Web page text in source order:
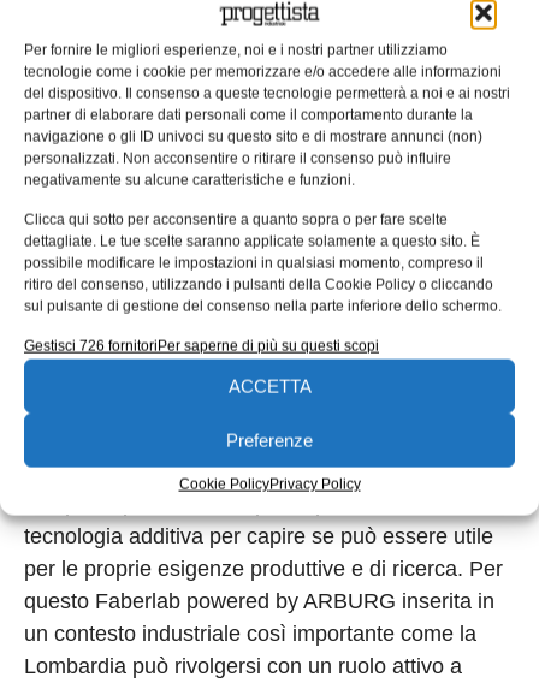
Per fornire le migliori esperienze, noi e i nostri partner utilizziamo
tecnologie come i cookie per memorizzare e/o accedere alle informazioni
del dispositivo. Il consenso a queste tecnologie permetterà a noi e ai nostri
partner di elaborare dati personali come il comportamento durante la
navigazione o gli ID univoci su questo sito e di mostrare annunci (non)
personalizzati. Non acconsentire o ritirare il consenso può influire
negativamente su alcune caratteristiche e funzioni.
Clicca qui sotto per acconsentire a quanto sopra o per fare scelte
dettagliate. Le tue scelte saranno applicate solamente a questo sito. È
possibile modificare le impostazioni in qualsiasi momento, compreso il
ritiro del consenso, utilizzando i pulsanti della Cookie Policy o cliccando
sul pulsante di gestione del consenso nella parte inferiore dello schermo.
Gestisci 726 fornitoriPer saperne di più su questi scopi
ACCETTA
Preferenze
Cookie PolicyPrivacy Policy
su richiesta. Abbiamo alcune macchine di tipo
droplet la 200-3x e la 300-3x e a filamento (la
innovatiQ TiQ 5). ARBURG in questo modo ha la
possibilità di produrre campionature e qualificare
materiali nuovi su richiesta dei clienti italiani
direttamente in loco e dall’altra parte Faberlab può
mettere a frutto la sua esperienza accumulata negli
anni avendo a disposizione un parco macchine
completo.
La sinergia tra le due aziende permetterà di dare
quel tipo di supporto “all round” che è insito nel
motto di Arburg “wir sind da” in tedesco che
significa noi ci siamo. Questo verrà declinato in
formazione, supporto al processo, produzione di
tecnologia additiva per capire se può essere utile
per le proprie esigenze produttive e di ricerca. Per
questo Faberlab powered by ARBURG inserita in
un contesto industriale così importante come la
Lombardia può rivolgersi con un ruolo attivo a